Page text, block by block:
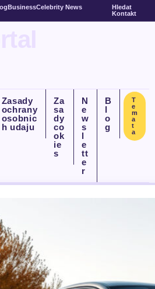
BusinessCelebrity News
Hledat
Kontakt
Zasady
ochrany
osobnic
h udaju
Za
sa
dy
co
ok
ie
s
N
e
w
s
l
e
tt
e
r
B
l
o
g
T
e
m
a
t
a